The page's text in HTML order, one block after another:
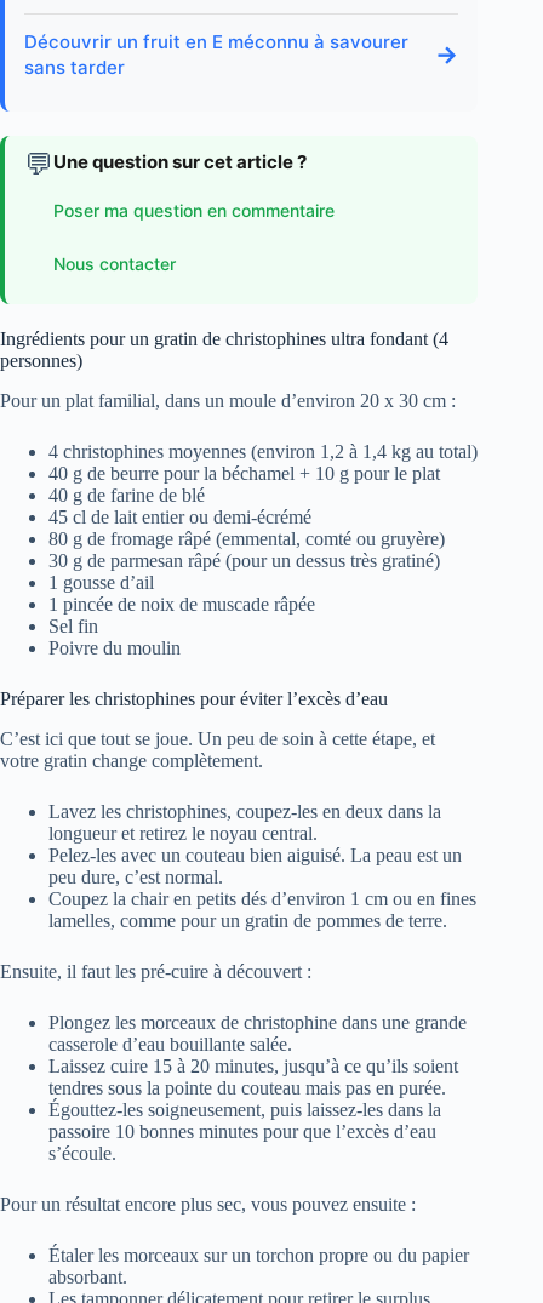
Découvrir un fruit en E méconnu à savourer
sans tarder
→
💬 Une question sur cet article ?
Poser ma question en commentaire
Nous contacter
Ingrédients pour un gratin de christophines ultra fondant (4
personnes)
Pour un plat familial, dans un moule d’environ 20 x 30 cm :
4 christophines moyennes (environ 1,2 à 1,4 kg au total)
40 g de beurre pour la béchamel + 10 g pour le plat
40 g de farine de blé
45 cl de lait entier ou demi-écrémé
80 g de fromage râpé (emmental, comté ou gruyère)
30 g de parmesan râpé (pour un dessus très gratiné)
1 gousse d’ail
1 pincée de noix de muscade râpée
Sel fin
Poivre du moulin
Préparer les christophines pour éviter l’excès d’eau
C’est ici que tout se joue. Un peu de soin à cette étape, et
votre gratin change complètement.
Lavez les christophines, coupez-les en deux dans la
longueur et retirez le noyau central.
Pelez-les avec un couteau bien aiguisé. La peau est un
peu dure, c’est normal.
Coupez la chair en petits dés d’environ 1 cm ou en fines
lamelles, comme pour un gratin de pommes de terre.
Ensuite, il faut les pré-cuire à découvert :
Plongez les morceaux de christophine dans une grande
casserole d’eau bouillante salée.
Laissez cuire 15 à 20 minutes, jusqu’à ce qu’ils soient
tendres sous la pointe du couteau mais pas en purée.
Égouttez-les soigneusement, puis laissez-les dans la
passoire 10 bonnes minutes pour que l’excès d’eau
s’écoule.
Pour un résultat encore plus sec, vous pouvez ensuite :
Étaler les morceaux sur un torchon propre ou du papier
absorbant.
Les tamponner délicatement pour retirer le surplus